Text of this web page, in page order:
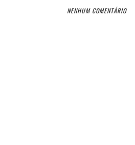
NENHUM COMENTÁRIO